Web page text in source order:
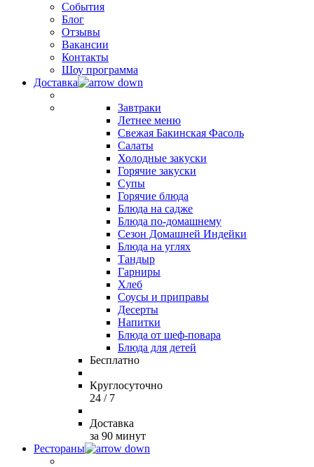
События
Блог
Отзывы
Вакансии
Контакты
Шоу программа
Доставка
Завтраки
Летнее меню
Свежая Бакинская Фасоль
Салаты
Холодные закуски
Горячие закуски
Супы
Горячие блюда
Блюда на садже
Блюда по-домашнему
Сезон Домашней Индейки
Блюда на углях
Тандыр
Гарниры
Хлеб
Соусы и приправы
Десерты
Напитки
Блюда от шеф-повара
Блюда для детей
Бесплатно
Круглосуточно
24 / 7
Доставка
за 90 минут
Рестораны